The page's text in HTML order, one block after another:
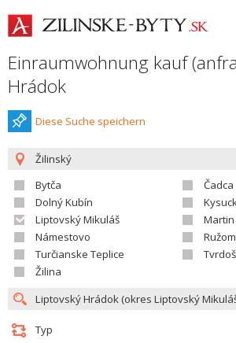
Einraumwohnung kauf
Hrádok
Diese Suche speichern
Žilinský
Bytča
Čadca
Dolný Kubín
Liptovský Mikuláš
Martin
Námestovo
Turčianske Teplice
Žilina
Typ